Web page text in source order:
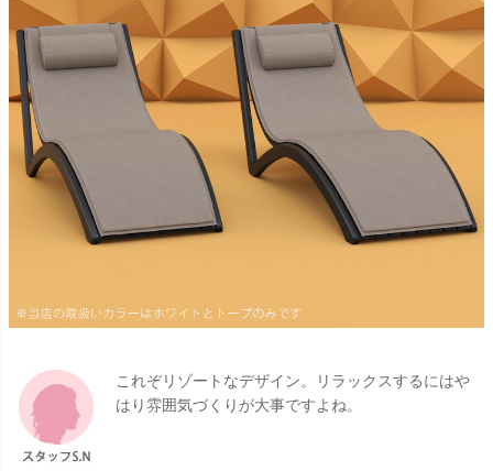
これぞリゾートなデザイン。リラックスするにはや
はり雰囲気づくりが大事ですよね。